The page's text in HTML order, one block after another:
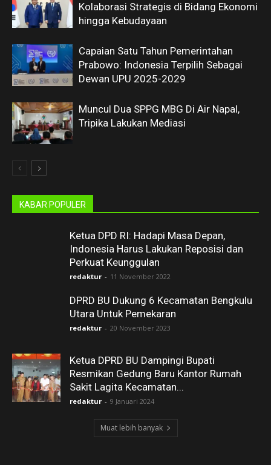
Kolaborasi Strategis di Bidang Ekonomi
hingga Kebudayaan
Capaian Satu Tahun Pemerintahan
Prabowo: Indonesia Terpilih Sebagai
Dewan UPU 2025-2029
Muncul Dua SPPG MBG Di Air Napal,
Tripika Lakukan Mediasi
KABAR POPULER
Ketua DPD RI: Hadapi Masa Depan,
Indonesia Harus Lakukan Reposisi dan
Perkuat Keunggulan
redaktur - 11 November 2022
DPRD BU Dukung 6 Kecamatan Bengkulu
Utara Untuk Pemekaran
redaktur - 20 November 2023
Ketua DPRD BU Dampingi Bupati
Resmikan Gedung Baru Kantor Rumah
Sakit Lagita Kecamatan...
redaktur - 9 Januari 2024
Muat lebih banyak